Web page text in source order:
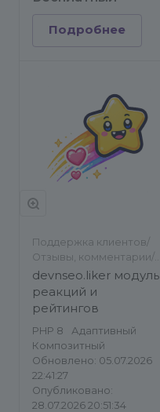
Подробнее
Поддержка клиентов/
Отзывы, комментарии/
Обратная связь
devnseo.liker модуль
реакций и
рейтингов
PHP 8
Адаптивный
Композитный
Обновлено: 05.07.2026
22:41:27
Опубликовано:
28.07.2026 20:51:34